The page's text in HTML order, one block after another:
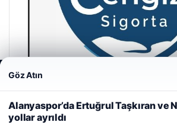
Web sitemizi nasıl kullandığınızı daha iyi
deneyiminizi kişiselleştirmek ve
kullanıyoruz.
Çerez Politikamız
Reddet
Göz Atın
Alanyaspor’da Ertuğrul Taşkıran ve
yollar ayrıldı